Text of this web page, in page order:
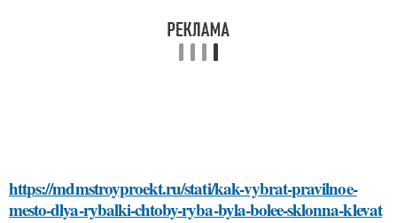
https://mdmstroyproekt.ru/stati/kak-vybrat-pravilnoe-
mesto-dlya-rybalki-chtoby-ryba-byla-bolee-sklonna-klevat